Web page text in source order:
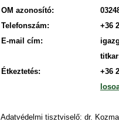
OM azonosító:
Telefonszám:
+36
E-mail cím:
Étkeztetés:
+36
Adatvédelmi tisztviselő: dr.